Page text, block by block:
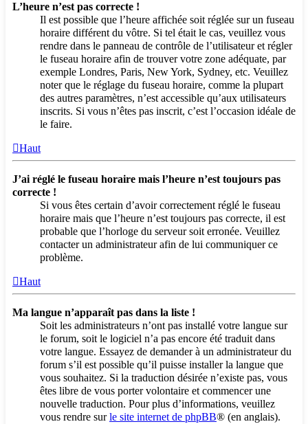
L’heure n’est pas correcte !
Il est possible que l’heure affichée soit réglée sur un fuseau
horaire différent du vôtre. Si tel était le cas, veuillez vous
rendre dans le panneau de contrôle de l’utilisateur et régler
le fuseau horaire afin de trouver votre zone adéquate, par
exemple Londres, Paris, New York, Sydney, etc. Veuillez
noter que le réglage du fuseau horaire, comme la plupart
des autres paramètres, n’est accessible qu’aux utilisateurs
inscrits. Si vous n’êtes pas inscrit, c’est l’occasion idéale de
le faire.
Haut
J’ai réglé le fuseau horaire mais l’heure n’est toujours pas
correcte !
Si vous êtes certain d’avoir correctement réglé le fuseau
horaire mais que l’heure n’est toujours pas correcte, il est
probable que l’horloge du serveur soit erronée. Veuillez
contacter un administrateur afin de lui communiquer ce
problème.
Haut
Ma langue n’apparaît pas dans la liste !
Soit les administrateurs n’ont pas installé votre langue sur
le forum, soit le logiciel n’a pas encore été traduit dans
votre langue. Essayez de demander à un administrateur du
forum s’il est possible qu’il puisse installer la langue que
vous souhaitez. Si la traduction désirée n’existe pas, vous
êtes libre de vous porter volontaire et commencer une
nouvelle traduction. Pour plus d’informations, veuillez
vous rendre surle site internet de phpBB® (en anglais).